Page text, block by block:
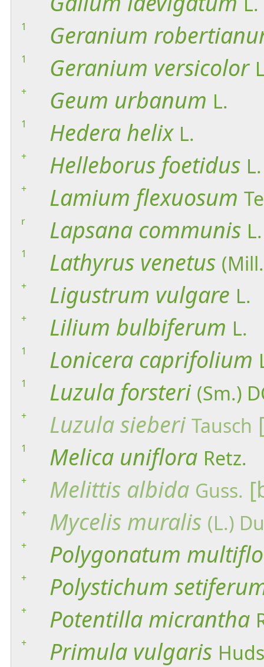
1 Geranium
1 Geranium versicolor
+ Geum urbanum L.
1 Hedera helix L.
+ Helleborus foetidus L.
+ Lamium flexuosum
r Lapsana communis L.
1 Lathyrus venetus
+ Ligustrum vulgare L.
+ Lilium bulbiferum L.
1 Lonicera caprifolium
1 Luzula forsteri (Sm.)
+ Luzulasieberi Tausch
1 Melica uniflora Retz.
+ Melittis albida Guss.
+ Mycelis muralis (L.)
+ Polygonatum
+ Polystichum
+ Potentilla micrantha
+ Primula vulgaris